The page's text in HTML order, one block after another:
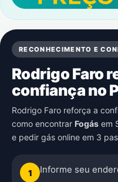
RECONHECIMENTO E
Rodrigo Faro
confiança no
Rodrigo Faro reforça a
como encontrar Fogás em
e pedir gás online em 3
1 Informe seu